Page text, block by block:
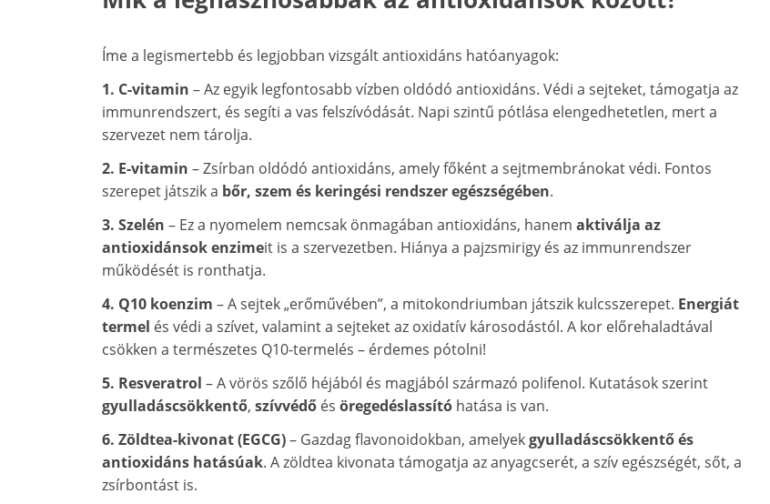
Íme a legismertebb és legjobban vizsgált antioxidáns hatóanyagok:
1. C-vitamin – Az egyik legfontosabb vízben oldódó antioxidáns. Védi a sejteket, támogatja az
immunrendszert, és segíti a vas felszívódását. Napi szintű pótlása elengedhetetlen, mert a
szervezet nem tárolja.
2. E-vitamin – Zsírban oldódó antioxidáns, amely főként a sejtmembránokat védi. Fontos
szerepet játszik a bőr, szem és keringési rendszer egészségében.
3. Szelén – Ez a nyomelem nemcsak önmagában antioxidáns, hanem aktiválja az
antioxidánsok enzimeit is a szervezetben. Hiánya a pajzsmirigy és az immunrendszer
működését is ronthatja.
4. Q10 koenzim – A sejtek „erőművében”, a mitokondriumban játszik kulcsszerepet. Energiát
termel és védi a szívet, valamint a sejteket az oxidatív károsodástól. A kor előrehaladtával
csökken a természetes Q10-termelés – érdemes pótolni!
5. Resveratrol – A vörös szőlő héjából és magjából származó polifenol. Kutatások szerint
gyulladáscsökkentő, szívvédő és öregedéslassító hatása is van.
6. Zöldtea-kivonat (EGCG)– Gazdag flavonoidokban, amelyekgyulladáscsökkentő és
antioxidáns hatásúak. A zöldtea kivonata támogatja az anyagcserét, a szív egészségét, sőt, a
zsírbontást is.